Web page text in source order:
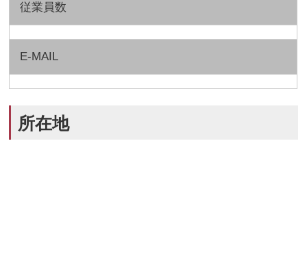
従業員数
E-MAIL
所在地